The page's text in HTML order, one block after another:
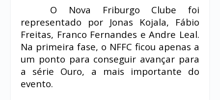
O Nova Friburgo Clube foi
representado por Jonas Kojala, Fábio
Freitas, Franco Fernandes e Andre Leal.
Na primeira fase, o NFFC ficou apenas a
um ponto para conseguir avançar para
a série Ouro, a mais importante do
evento.